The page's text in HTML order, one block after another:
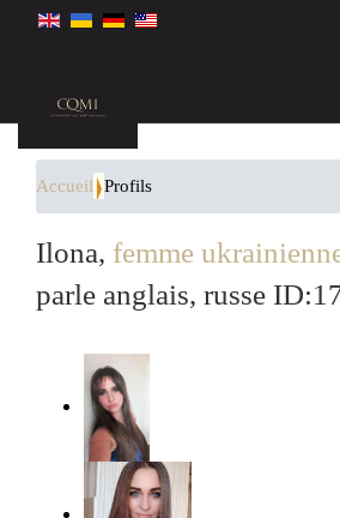
Accueil Profils
Ilona, femme
parle anglais, russe